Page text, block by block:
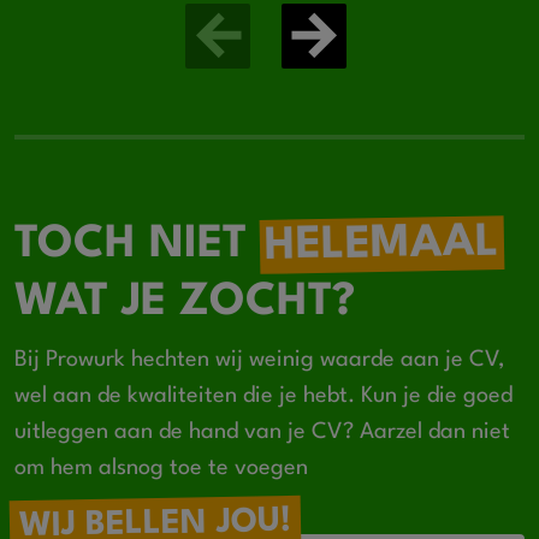
TOCH NIETHELEMAAL
WAT JE ZOCHT?
Bij Prowurk hechten wij weinig waarde aan je CV,
wel aan de kwaliteiten die je hebt. Kun je die goed
uitleggen aan de hand van je CV? Aarzel dan niet
om hem alsnog toe te voegen
WIJ BELLEN JOU!